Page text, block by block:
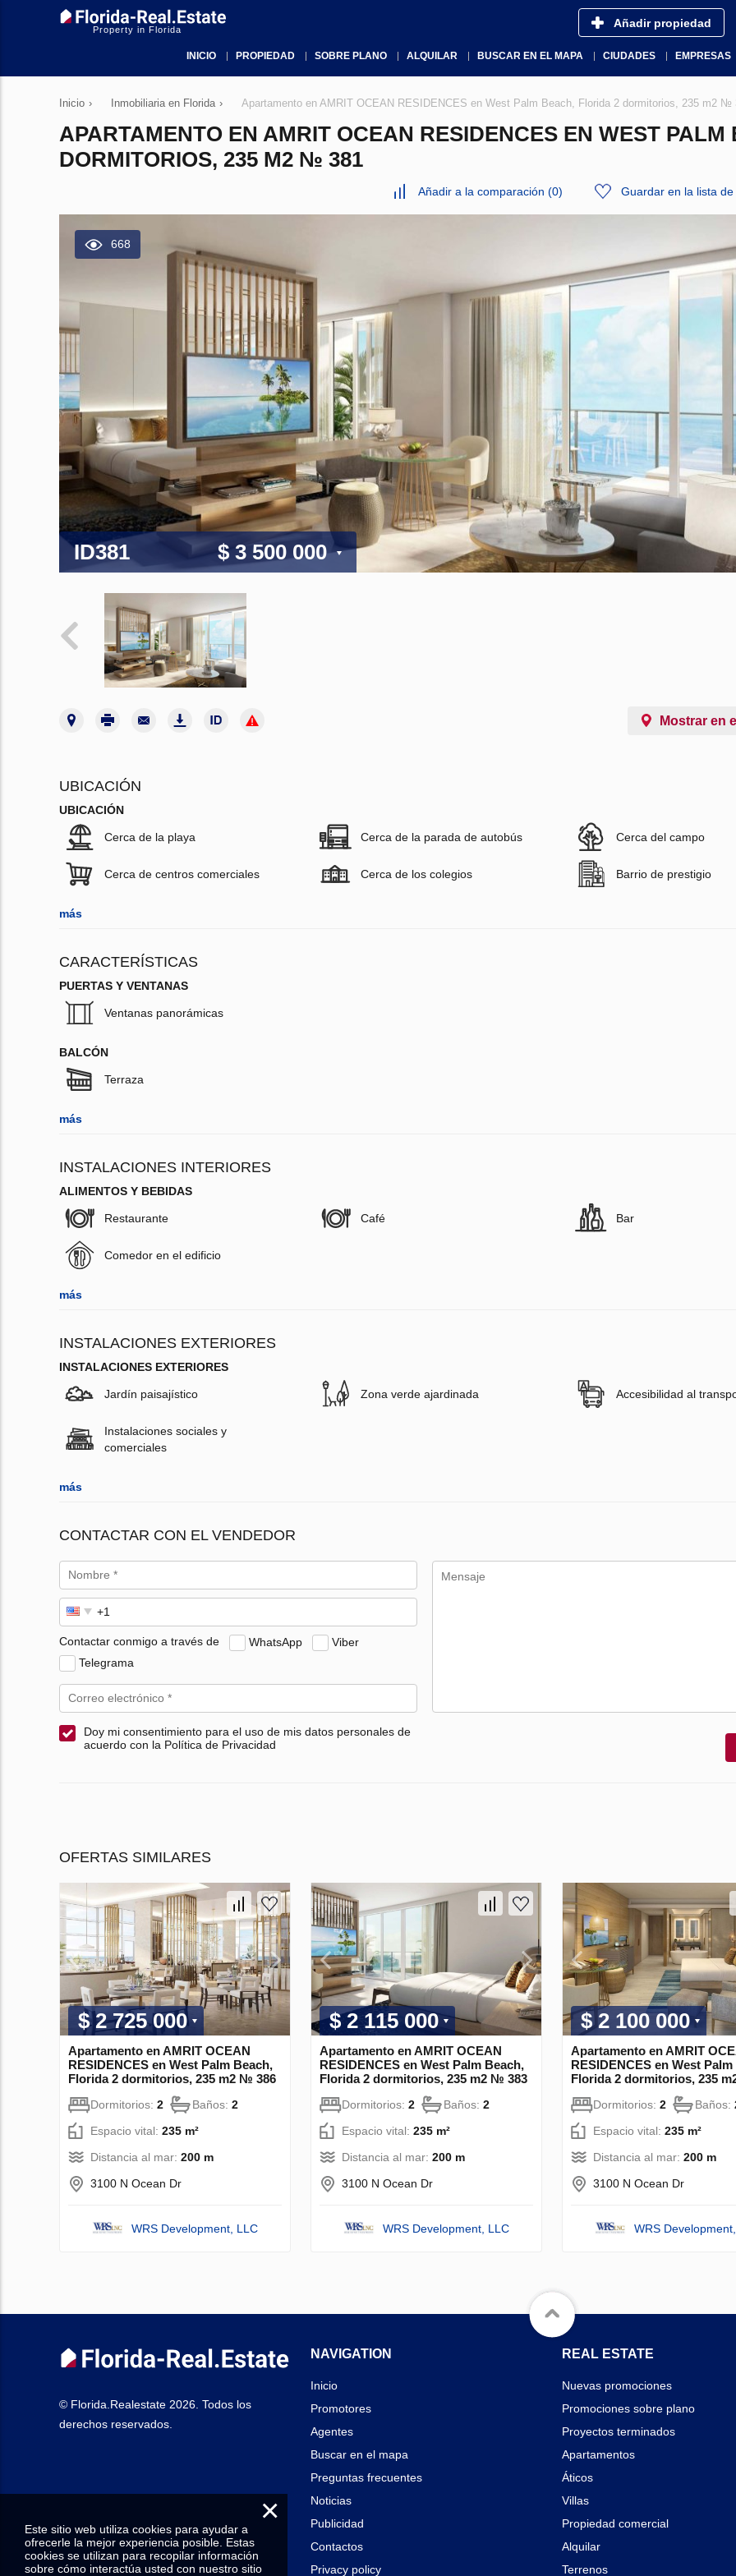
Property in Florida Añadir propiedad
INICIO PROPIEDAD SOBRE PLANO ALQUILAR BUSCAR EN EL MAPA CIUDADES EMPRESAS
Inicio › Inmobiliaria en Florida › Apartamento en AMRIT OCEAN RESIDENCES en West Palm Beach, Florida 2 dormitorios, 235 m2 №
APARTAMENTO EN AMRIT OCEAN RESIDENCES EN WEST
DORMITORIOS, 235 M2 № 381
Añadir a la comparación (0) Guardar en la lista
668
ID381 $ 3 500 000
Mostrar en
UBICACIÓN
UBICACIÓN
Cerca de la playa Cerca de la parada de autobús Cerca del campo
Cerca de centros comerciales Cerca de los colegios Barrio de prestigio
más
CARACTERÍSTICAS
PUERTAS Y VENTANAS
Ventanas panorámicas
BALCÓN
Terraza
más
INSTALACIONES INTERIORES
ALIMENTOS Y BEBIDAS
Restaurante Café Bar
Comedor en el edificio
más
INSTALACIONES EXTERIORES
INSTALACIONES EXTERIORES
Jardín paisajístico Zona verde ajardinada Accesibilidad al
Instalaciones sociales y
comerciales
más
CONTACTAR CON EL VENDEDOR
Contactar conmigo a través de WhatsApp
Viber
Telegrama
Doy mi consentimiento para el uso de mis datos personales de
acuerdo con la Política de Privacidad
OFERTAS SIMILARES
$ 2 725 000
Apartamento en AMRIT OCEAN
RESIDENCES en West Palm Beach,
Florida 2 dormitorios, 235 m2 № 386
Dormitorios: 2 Baños: 2
Espacio vital: 235 m²
Distancia al mar: 200 m
3100 N Ocean Dr
WRS Development, LLC
$ 2 115 000
Apartamento en AMRIT OCEAN
RESIDENCES en West Palm Beach,
Florida 2 dormitorios, 235 m2 № 383
Dormitorios: 2 Baños: 2
Espacio vital: 235 m²
Distancia al mar: 200 m
3100 N Ocean Dr
WRS Development, LLC
$ 2 100 000
Apartamento en AMRIT
RESIDENCES en West
Florida 2 dormitorios, 235
Dormitorios: 2 Baños:
Espacio vital: 235 m²
Distancia al mar: 200 m
3100 N Ocean Dr
WRS
© Florida.Realestate 2026. Todos los
derechos reservados.
NAVIGATION
Inicio
Promotores
Agentes
Buscar en el mapa
Preguntas frecuentes
Noticias
Publicidad
Contactos
Privacy policy
REAL ESTATE
Nuevas promociones
Promociones sobre plano
Proyectos terminados
Apartamentos
Áticos
Villas
Propiedad comercial
Alquilar
Terrenos
×
Este sitio web utiliza cookies para ayudar a
ofrecerle la mejor experiencia posible. Estas
cookies se utilizan para recopilar información
sobre cómo interactúa usted con nuestro sitio